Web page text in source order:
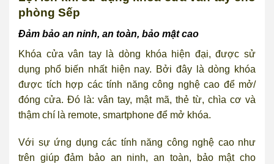
phòng Sếp
Đảm bảo an ninh, an toàn, bảo mật cao
Khóa cửa vân tay là dòng khóa hiện đại, được sử
dụng phổ biến nhất hiện nay. Bởi đây là dòng khóa
được tích hợp các tính năng công nghệ cao để mở/
đóng cửa. Đó là: vân tay, mật mã, thẻ từ, chìa cơ và
thậm chí là remote, smartphone để mở khóa.
Với sự ứng dụng các tính năng công nghệ cao như
trên giúp đảm bảo an ninh, an toàn, bảo mật cho